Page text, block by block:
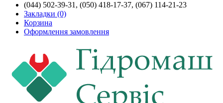
(044) 502-39-31, (050) 418-17-37, (067) 114-21-23
Закладки (0)
Корзина
Оформлення замовлення